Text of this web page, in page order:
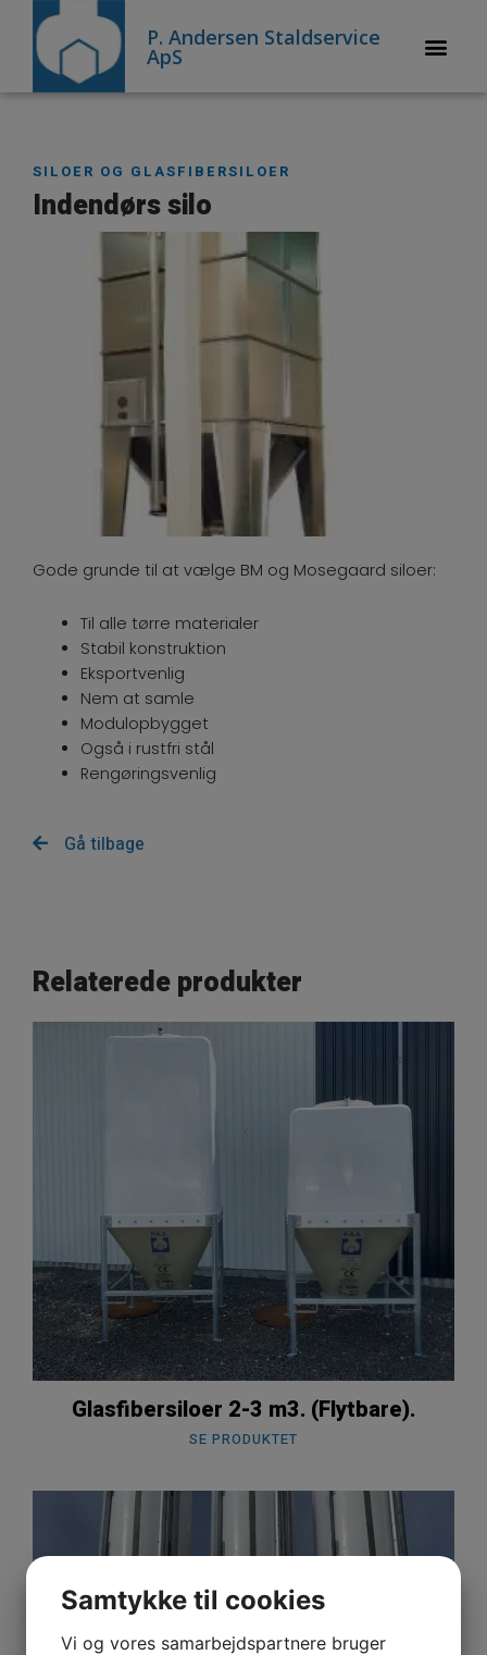
P. Andersen Staldservice
ApS
SILOER OG GLASFIBERSILOER
Indendørs silo
Gode grunde til at vælge BM og Mosegaard siloer:
Til alle tørre materialer
Stabil konstruktion
Eksportvenlig
Nem at samle
Modulopbygget
Også i rustfri stål
Rengøringsvenlig
Gå tilbage
Relaterede produkter
Glasfibersiloer 2-3 m3. (Flytbare).
SE PRODUKTET
Samtykke til cookies
Vi og vores samarbejdspartnere bruger